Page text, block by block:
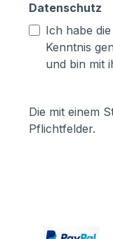
Datenschutz
Ich habe die
Kenntnis
und bin mit
Die mit einem
Pflichtfelder.